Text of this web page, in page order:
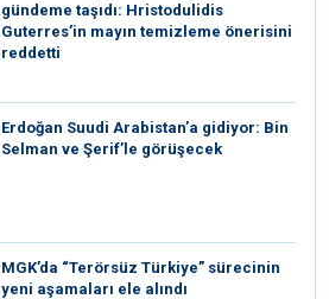
gündeme taşıdı: Hristodulidis
Guterres’in mayın temizleme önerisini
reddetti
Erdoğan Suudi Arabistan’a gidiyor: Bin
Selman ve Şerif’le görüşecek
MGK’da “Terörsüz Türkiye” sürecinin
yeni aşamaları ele alındı